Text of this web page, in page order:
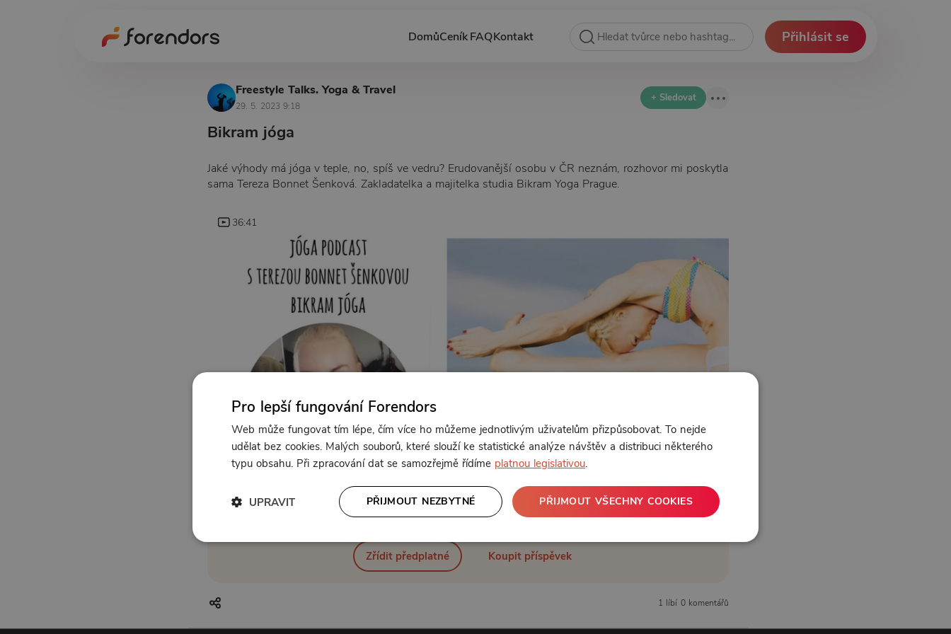
DomůCeníkFAQKontakt Přihlásit se
Freestyle Talks. Yoga & Travel
29. 5. 2023 9:18
+ Sledovat
Bikram jóga
Jaké výhody má jóga v teple, no, spíš ve vedru? Erudovanější osobu v ČR neznám, rozhovor mi poskytla
sama Tereza Bonnet Šenková. Zakladatelka a majitelka studia Bikram Yoga Prague.
36:41
Od 111 Kč měsíčně nebo 59 Kč jednorázově
Zřídit předplatné Koupit příspěvek
1 líbí 0 komentářů
Pro lepší fungování Forendors
Web může fungovat tím lépe, čím více ho můžeme jednotlivým uživatelům přizpůsobovat. To nejde
udělat bez cookies. Malých souborů, které slouží ke statistické analýze návštěv a distribuci některého
typu obsahu. Při zpracování dat se samozřejmě řídíme platnou legislativou.
PŘIJMOUT VŠECHNY COOKIES
PŘIJMOUT NEZBYTNÉ
UPRAVIT